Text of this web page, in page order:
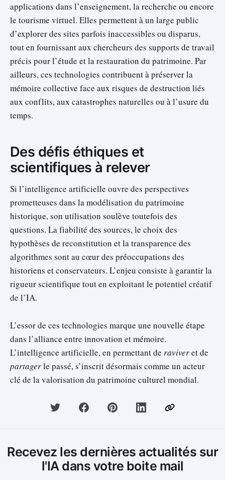
applications dans l’enseignement, la recherche ou encore
le tourisme virtuel. Elles permettent à un large public
d’explorer des sites parfois inaccessibles ou disparus,
tout en fournissant aux chercheurs des supports de travail
précis pour l’étude et la restauration du patrimoine. Par
ailleurs, ces technologies contribuent à préserver la
mémoire collective face aux risques de destruction liés
aux conflits, aux catastrophes naturelles ou à l’usure du
temps.
Des défis éthiques et
scientifiques à relever
Si l’intelligence artificielle ouvre des perspectives
prometteuses dans la modélisation du patrimoine
historique, son utilisation soulève toutefois des
questions. La fiabilité des sources, le choix des
hypothèses de reconstitution et la transparence des
algorithmes sont au cœur des préoccupations des
historiens et conservateurs. L’enjeu consiste à garantir la
rigueur scientifique tout en exploitant le potentiel créatif
de l’IA.
L’essor de ces technologies marque une nouvelle étape
dans l’alliance entre innovation et mémoire.
L’intelligence artificielle, en permettant de raviveret de
partagerle passé, s’inscrit désormais comme un acteur
clé de la valorisation du patrimoine culturel mondial.
Recevez les dernières actualités sur
l'IA dans votre boite mail